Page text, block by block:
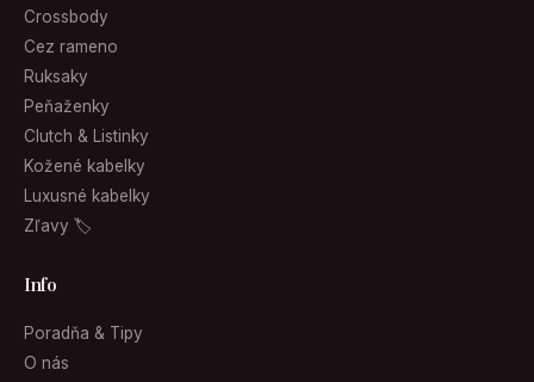
Crossbody
Cez rameno
Ruksaky
Peňaženky
Clutch & Listinky
Kožené kabelky
Luxusné kabelky
Zľavy 🏷
Info
Poradňa & Tipy
O nás